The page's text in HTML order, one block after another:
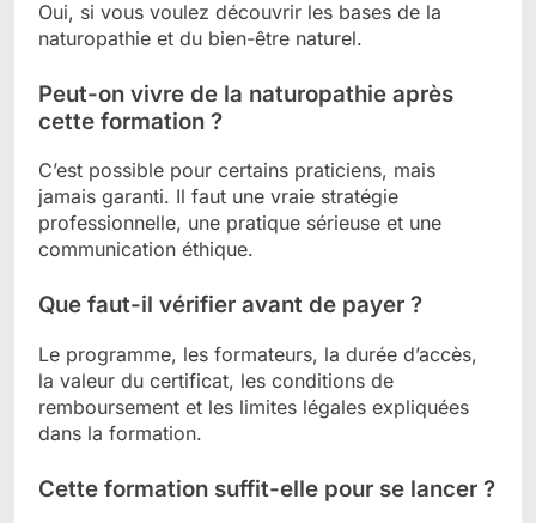
Oui, si vous voulez découvrir les bases de la
naturopathie et du bien-être naturel.
Peut-on vivre de la naturopathie après
cette formation ?
C’est possible pour certains praticiens, mais
jamais garanti. Il faut une vraie stratégie
professionnelle, une pratique sérieuse et une
communication éthique.
Que faut-il vérifier avant de payer ?
Le programme, les formateurs, la durée d’accès,
la valeur du certificat, les conditions de
remboursement et les limites légales expliquées
dans la formation.
Cette formation suffit-elle pour se lancer ?